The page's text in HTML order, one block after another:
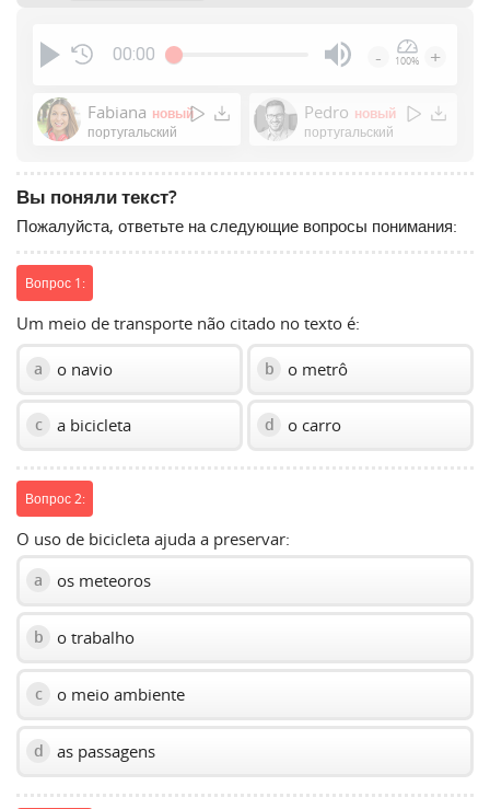
00:00
Enter
or
volume
- 100% +
Fabiana новый
португальский
Pedro новый
португальский
Вы поняли текст?
Пожалуйста, ответьте на следующие вопросы понимания:
Вопрос 1:
Um meio de transporte não citado no texto é:
a o navio b o metrô
c a bicicleta d o carro
Вопрос 2:
O uso de bicicleta ajuda a preservar:
a os meteoros
b o trabalho
c o meio ambiente
d as passagens